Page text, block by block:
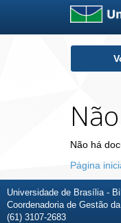
Não há
Página
Universidade de Brasília -
Coordenadoria de Gestão
(61) 3107-2683